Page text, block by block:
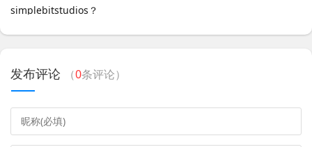
simplebitstudios？
发布评论 （0条评论）